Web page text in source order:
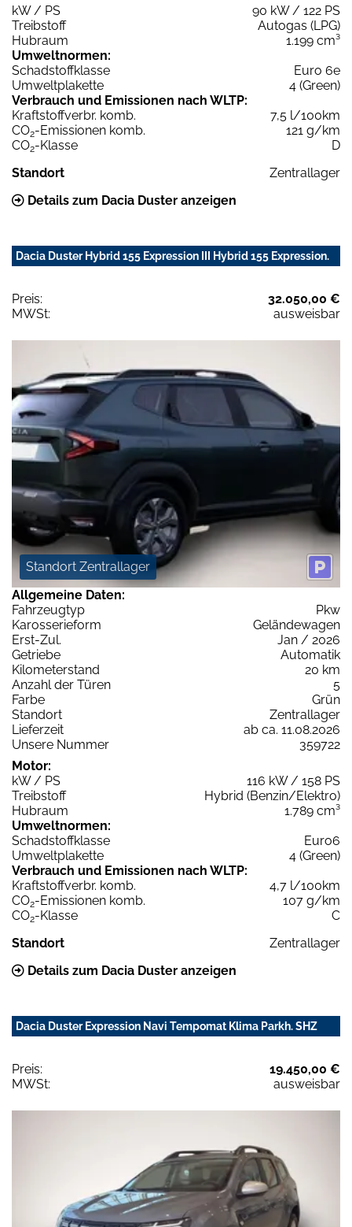
kW / PS
90 kW / 122 PS
Treibstoff
Autogas (LPG)
Hubraum
1.199 cm³
Umweltnormen:
Schadstoffklasse
Euro 6e
Umweltplakette
4 (Green)
Verbrauch und Emissionen nach WLTP:
Kraftstoffverbr. komb.
7,5 l/100km
CO2-Emissionen komb.
121 g/km
CO2-Klasse
D
Standort
Zentrallager
Details zum Dacia Duster anzeigen
Dacia Duster Hybrid 155 Expression III Hybrid 155 Expression.
Preis:
32.050,00 €
MWSt:
ausweisbar
Standort Zentrallager
Allgemeine Daten:
Fahrzeugtyp
Pkw
Karosserieform
Geländewagen
Erst-Zul.
Jan / 2026
Getriebe
Automatik
Kilometerstand
20 km
Anzahl der Türen
5
Farbe
Grün
Standort
Zentrallager
Lieferzeit
ab ca. 11.08.2026
Unsere Nummer
359722
Motor:
kW / PS
116 kW / 158 PS
Treibstoff
Hybrid (Benzin/Elektro)
Hubraum
1.789 cm³
Umweltnormen:
Schadstoffklasse
Euro6
Umweltplakette
4 (Green)
Verbrauch und Emissionen nach WLTP:
Kraftstoffverbr. komb.
4,7 l/100km
CO2-Emissionen komb.
107 g/km
CO2-Klasse
C
Standort
Zentrallager
Details zum Dacia Duster anzeigen
Dacia Duster Expression Navi Tempomat Klima Parkh. SHZ
Preis:
19.450,00 €
MWSt:
ausweisbar